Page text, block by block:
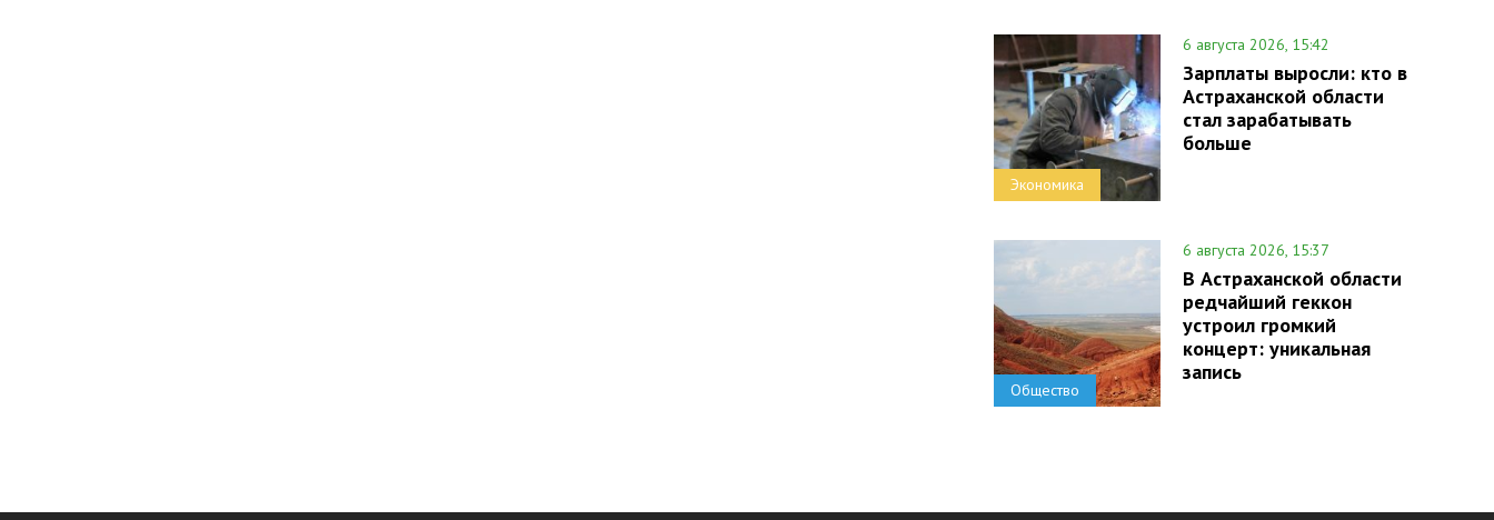
Экономика
6 августа 2026, 15:42
Зарплаты выросли: кто в
Астраханской области
стал зарабатывать
больше
Общество
6 августа 2026, 15:37
В Астраханской области
редчайший геккон
устроил громкий
концерт: уникальная
запись